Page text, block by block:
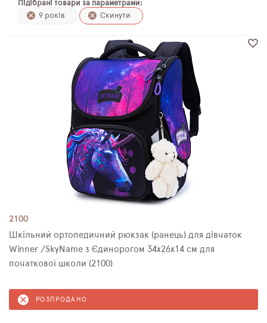
ПЛЯШКИ ДЛЯ ВОДИ
SCHOOL STANDARD
Підібрані товари за параметрами:
9 років
Скинути
2100
Шкільний ортопедичний рюкзак (ранець) для дівчаток
Winner /SkyName з Єдинорогом 34х26х14 см для
початкової школи (2100)
РОЗПРОДАНО